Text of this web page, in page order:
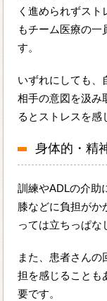
く進められずス
もチーム医療の一
す。
いずれにしても、
相手の意図を汲み
るとストレスを感
身体的・精
訓練やADLの介助
膝などに負担がか
っては立ちっぱな
また、患者さんの
担を感じることも
要です。